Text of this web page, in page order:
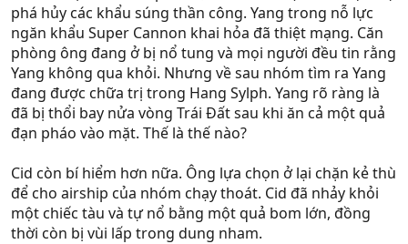
phá hủy các khẩu súng thần công. Yang trong nỗ lực
ngăn khẩu Super Cannon khai hỏa đã thiệt mạng. Căn
phòng ông đang ở bị nổ tung và mọi người đều tin rằng
Yang không qua khỏi. Nhưng về sau nhóm tìm ra Yang
đang được chữa trị trong Hang Sylph. Yang rõ ràng là
đã bị thổi bay nửa vòng Trái Đất sau khi ăn cả một quả
đạn pháo vào mặt. Thế là thế nào?
Cid còn bí hiểm hơn nữa. Ông lựa chọn ở lại chặn kẻ thù
để cho airship của nhóm chạy thoát. Cid đã nhảy khỏi
một chiếc tàu và tự nổ bằng một quả bom lớn, đồng
thời còn bị vùi lấp trong dung nham.